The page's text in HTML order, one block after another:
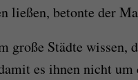
ließen, betonte der
große Städte wissen,
es ihnen nicht